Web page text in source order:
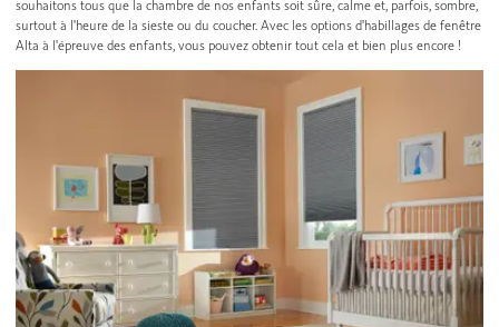
souhaitons tous que la chambre de nos enfants soit sûre, calme et, parfois, sombre,
surtout à l'heure de la sieste ou du coucher. Avec les options d'habillages de fenêtre
Alta à l'épreuve des enfants, vous pouvez obtenir tout cela et bien plus encore !